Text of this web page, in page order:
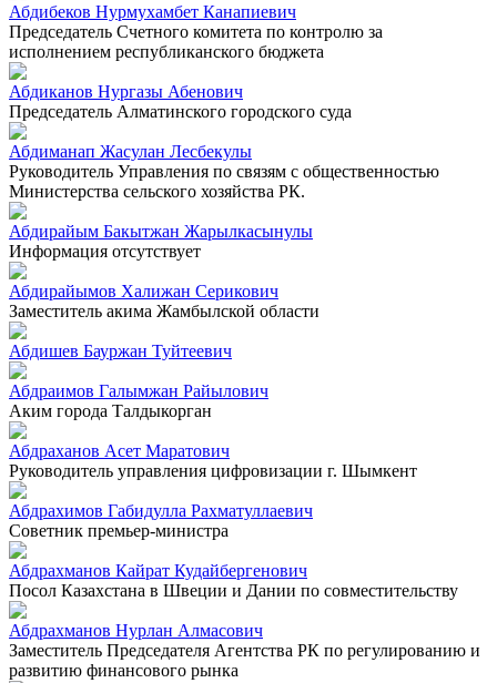
Абдибеков Нурмухамбет Канапиевич
Председатель Счетного комитета по контролю за
исполнением республиканского бюджета
Абдиканов Нургазы Абенович
Председатель Алматинского городского суда
Абдиманап Жасулан Лесбекулы
Руководитель Управления по связям с общественностью
Министерства сельского хозяйства РК.
Абдирайым Бакытжан Жарылкасынулы
Информация отсутствует
Абдирайымов Халижан Серикович
Заместитель акима Жамбылской области
Абдишев Бауржан Туйтеевич
Абдраимов Галымжан Райылович
Аким города Талдыкорган
Абдраханов Асет Маратович
Руководитель управления цифровизации г. Шымкент
Абдрахимов Габидулла Рахматуллаевич
Советник премьер-министра
Абдрахманов Кайрат Кудайбергенович
Посол Казахстана в Швеции и Дании по совместительству
Абдрахманов Нурлан Алмасович
Заместитель Председателя Агентства РК по регулированию и
развитию финансового рынка